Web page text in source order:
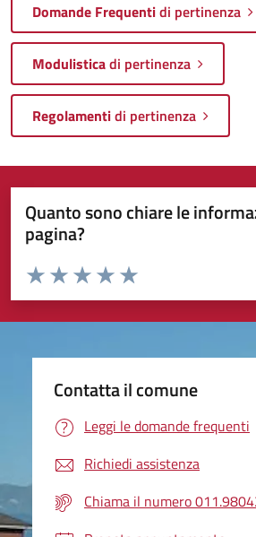
Domande Frequentidi pertinenza
Modulisticadi pertinenza
Regolamentidi pertinenza
Quanto sono chiare le
pagina?
Valuta da 1 a 5 stelle la pagina
Valuta 5 stelle su 5
Valuta 4 stelle su 5
Valuta 3 stelle su 5
Valuta 2 stelle su 5
Valuta 1 stelle su 5
Contatta il comune
Leggi le domande frequenti
Richiedi assistenza
Chiama il numero